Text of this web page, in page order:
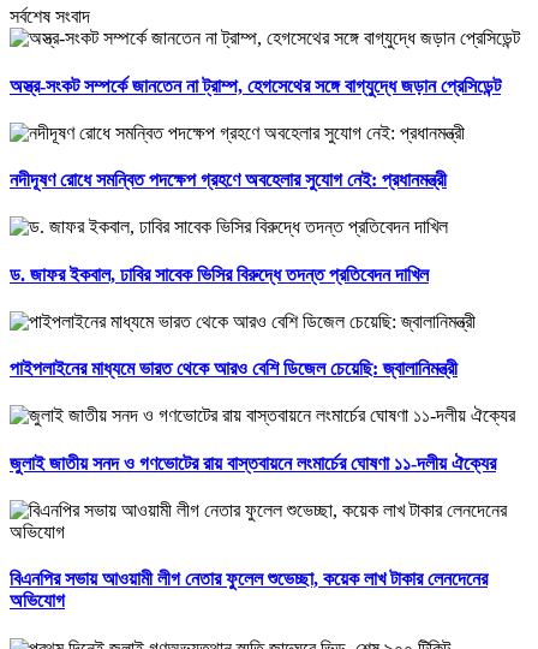
সর্বশেষ সংবাদ
অস্ত্র-সংকট সম্পর্কে জানতেন না ট্রাম্প, হেগসেথের সঙ্গে বাগ্‌যুদ্ধে জড়ান প্রেসিডেন্ট
নদীদূষণ রোধে সমন্বিত পদক্ষেপ গ্রহণে অবহেলার সুযোগ নেই: প্রধানমন্ত্রী
ড. জাফর ইকবাল, ঢাবির সাবেক ভিসির বিরুদ্ধে তদন্ত প্রতিবেদন দাখিল
পাইপলাইনের মাধ্যমে ভারত থেকে আরও বেশি ডিজেল চেয়েছি: জ্বালানিমন্ত্রী
জুলাই জাতীয় সনদ ও গণভোটের রায় বাস্তবায়নে লংমার্চের ঘোষণা ১১-দলীয় ঐক্যের
বিএনপির সভায় আওয়ামী লীগ নেতার ফুলেল শুভেচ্ছা, কয়েক লাখ টাকার লেনদেনের
অভিযোগ